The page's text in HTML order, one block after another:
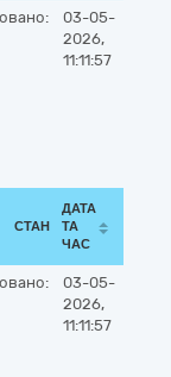
03-05-
2026,
11:11:57
СТАН
ДАТА
ТА
ЧАС
03-05-
2026,
11:11:57